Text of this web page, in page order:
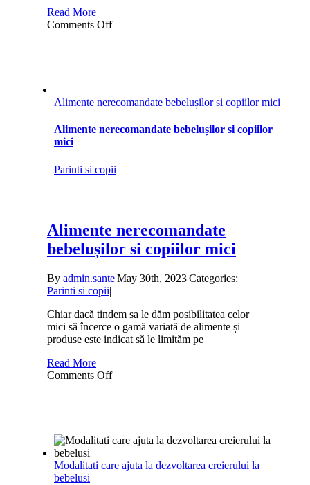
Read More
Comments Offon
Alimente nerecomandate bebelușilor si copiilor mici
Alimente nerecomandate bebelușilor si copiilor
mici
Parinti si copii
Alimente nerecomandate
bebelușilor si copiilor mici
By admin.sante|May 30th, 2023|Categories:
Parinti si copii|
Chiar dacă tindem sa le dăm posibilitatea celor
mici să încerce o gamă variată de alimente și
produse este indicat să le limităm pe
Read More
Comments Offon
copiilor
Modalitati care ajuta la dezvoltarea creierului la
bebelusi